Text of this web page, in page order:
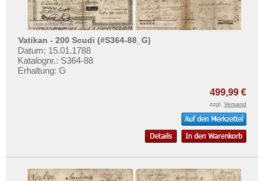
Testbanknoten
Banknotenbriefe
Kataloge
Aufbewahrung
Gutscheine
Preislisten
Vatikan - 200 Scudi (#S364-88_G)
Datum: 15.01.1788
Katalognr.: S364-88
Erhaltung: G
499,99 €
zzgl. Versand